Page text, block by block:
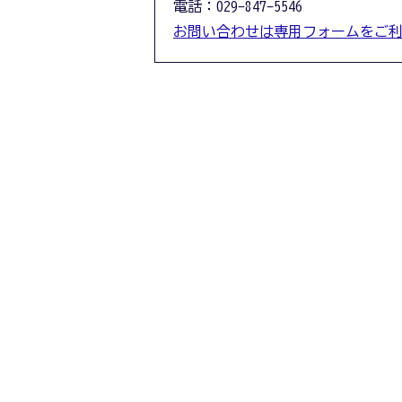
電話：029-847-5546
お問い合わせは専用フォームをご利